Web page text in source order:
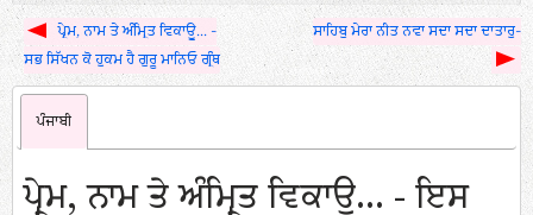
ਪ੍ਰੇਮ, ਨਾਮ ਤੇ ਅੰਮ੍ਰਿਤ ਵਿਕਾਊ... -
ਸਭ ਸਿੱਖਨ ਕੋ ਹੁਕਮ ਹੈ ਗੁਰੂ ਮਾਨਿਓ ਗ੍ਰੰਥ
ਸਾਹਿਬੁ ਮੇਰਾ ਨੀਤ ਨਵਾ ਸਦਾ ਸਦਾ ਦਾਤਾਰੁ-
ਪੰਜਾਬੀ
ਪ੍ਰੇਮ, ਨਾਮ ਤੇ ਅੰਮ੍ਰਿਤ ਵਿਕਾਊ... - ਇਸ